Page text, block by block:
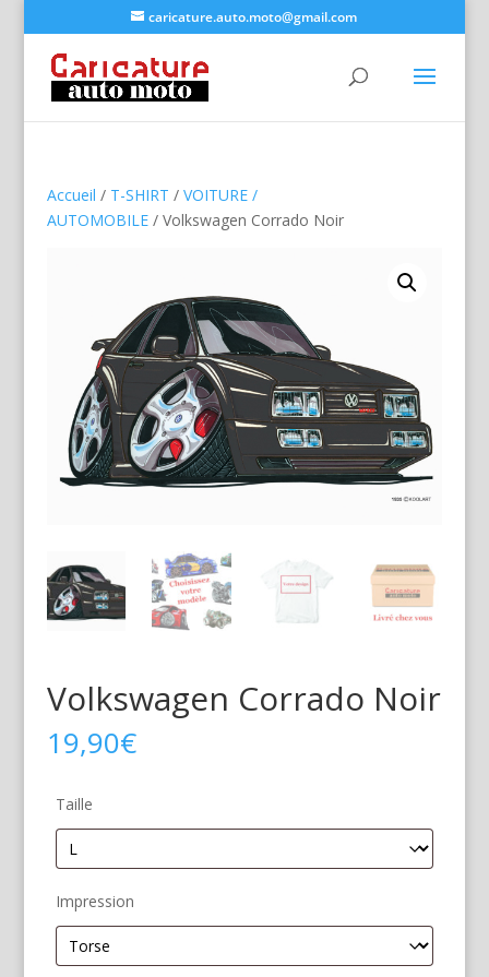
caricature.auto.moto@gmail.com
Accueil / T-SHIRT / VOITURE /
AUTOMOBILE/ Volkswagen Corrado Noir
Volkswagen Corrado Noir
19,90€
Taille
Impression